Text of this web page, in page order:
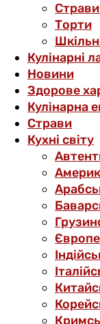
Торти
Кулінарні
Новини
Здорове
Кулінарна
Страви
Кухні світу